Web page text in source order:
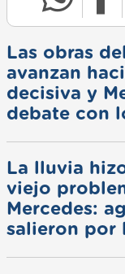
Las obras
avanzan
decisiva y
debate con
La lluvia
viejo
Mercedes:
salieron por